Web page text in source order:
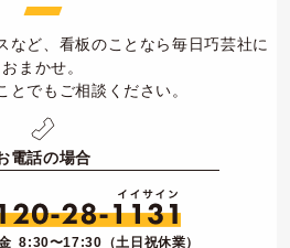
など、看板のことなら毎日巧芸社に
おまかせ。
とでもご相談ください。
電話の場合
8:30〜17:30（土日祝休業）